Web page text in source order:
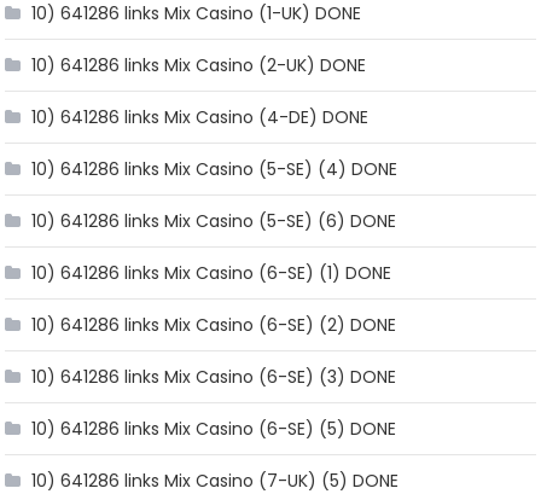
10) 641286 links Mix Casino (1-UK) DONE
10) 641286 links Mix Casino (2-UK) DONE
10) 641286 links Mix Casino (4-DE) DONE
10) 641286 links Mix Casino (5-SE) (4) DONE
10) 641286 links Mix Casino (5-SE) (6) DONE
10) 641286 links Mix Casino (6-SE) (1) DONE
10) 641286 links Mix Casino (6-SE) (2) DONE
10) 641286 links Mix Casino (6-SE) (3) DONE
10) 641286 links Mix Casino (6-SE) (5) DONE
10) 641286 links Mix Casino (7-UK) (5) DONE